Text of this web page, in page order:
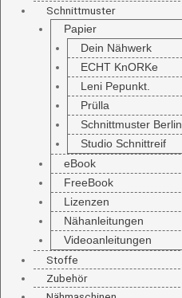
Schnittmuster
Papier
Dein Nähwerk
ECHT KnORKe
Leni Pepunkt.
Prülla
Schnittmuster Berlin
Studio Schnittreif
eBook
FreeBook
Lizenzen
Nähanleitungen
Videoanleitungen
Stoffe
Zubehör